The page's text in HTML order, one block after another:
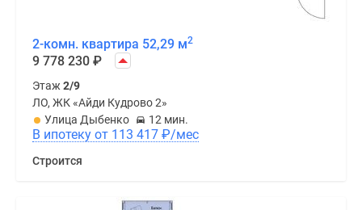
2-комн. квартира 52,29 м2
9 778 230 ₽
Этаж2/9
ЛО, ЖК «Айди Кудрово 2»
Улица Дыбенко
12 мин.
В ипотеку от 113 417 ₽/мес
Строится